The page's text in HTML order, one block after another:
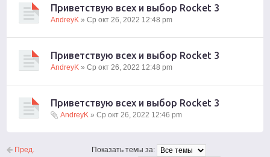
Приветствую всех и выбор Rocket 3
AndreyK » Ср окт 26, 2022 12:48 pm
Приветствую всех и выбор Rocket 3
AndreyK » Ср окт 26, 2022 12:48 pm
Приветствую всех и выбор Rocket 3
AndreyK » Ср окт 26, 2022 12:46 pm
Пред.
Показать темы за: